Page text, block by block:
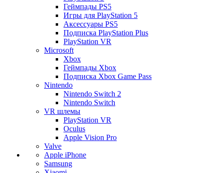
Геймпады PS5
Игры для PlayStation 5
Аксессуары PS5
Подписка PlayStation Plus
PlayStation VR
Microsoft
Xbox
Геймпады Xbox
Подписка Xbox Game Pass
Nintendo
Nintendo Switch 2
Nintendo Switch
VR шлемы
PlayStation VR
Oculus
Apple Vision Pro
Valve
Apple iPhone
Samsung